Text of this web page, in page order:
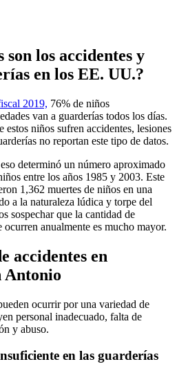
son los accidentes y
en los EE. UU.?
2019, 76% de niños
van a guarderías todos los días.
estos niños sufren accidentes, lesiones
no reportan este tipo de datos.
eso determinó un número aproximado
entre los años 1985 y 2003. Este
1,362 muertes de niños en una
a la naturaleza lúdica y torpe del
sospechar que la cantidad de
ocurren anualmente es mucho mayor.
accidentes en
Antonio
ocurrir por una variedad de
personal inadecuado, falta de
y abuso.
en las guarderías